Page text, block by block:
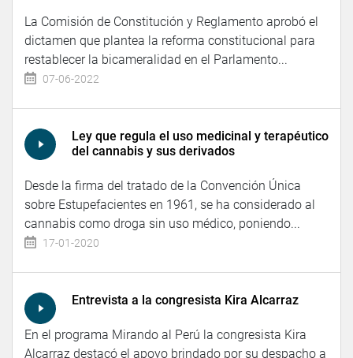
La Comisión de Constitución y Reglamento aprobó el
dictamen que plantea la reforma constitucional para
restablecer la bicameralidad en el Parlamento...
07-06-2022
Ley que regula el uso medicinal y terapéutico
del cannabis y sus derivados
Desde la firma del tratado de la Convención Única
sobre Estupefacientes en 1961, se ha considerado al
cannabis como droga sin uso médico, poniendo...
17-01-2020
Entrevista a la congresista Kira Alcarraz
En el programa Mirando al Perú la congresista Kira
Alcarraz destacó el apoyo brindado por su despacho a